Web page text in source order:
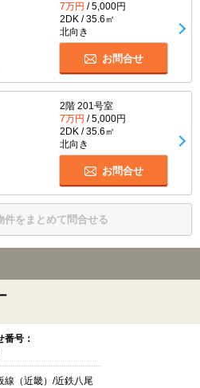
7万円 / 5,000円
2DK / 35.6㎡
北向き
お問合せ
2階 201号室
7万円 / 5,000円
2DK / 35.6㎡
北向き
お問合せ
件をまとめて問合せる
番号：
線（近畿）/近鉄八尾